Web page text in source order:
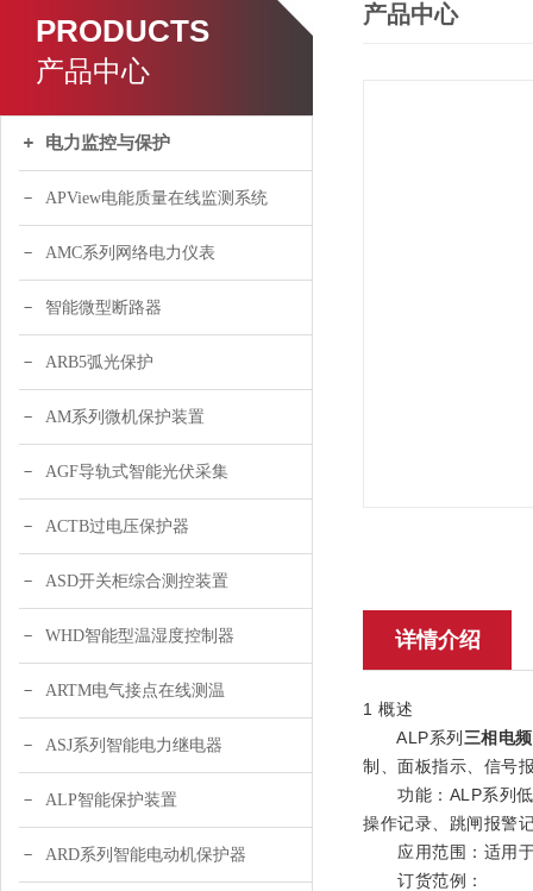
PRODUCTS
产品中心
电力监控与保护
APView电能质量在线监测系统
AMC系列网络电力仪表
智能微型断路器
ARB5弧光保护
AM系列微机保护装置
AGF导轨式智能光伏采集
ACTB过电压保护器
ASD开关柜综合测控装置
WHD智能型温湿度控制器
ARTM电气接点在线测温
ASJ系列智能电力继电器
ALP智能保护装置
ARD系列智能电动机保护器
产品中心
详情介绍
1 概述
ALP系列 三相电
制、面板指示、信号
功能：ALP系列低
操作记录、跳闸报警
应用范围：适用于
订货范例：